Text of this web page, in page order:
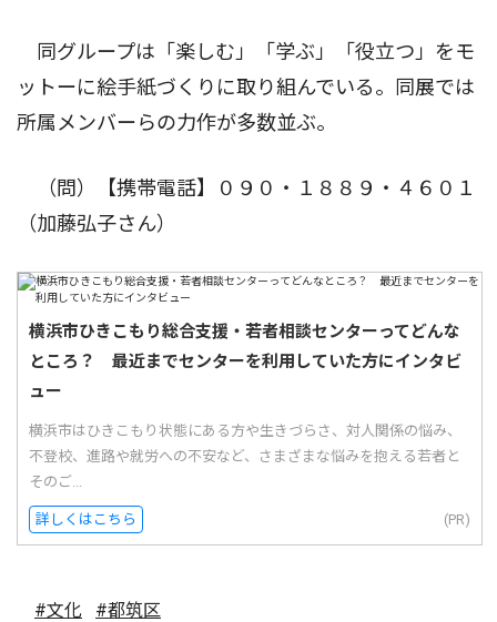
同グループは「楽しむ」「学ぶ」「役立つ」をモ
ットーに絵手紙づくりに取り組んでいる。同展では
所属メンバーらの力作が多数並ぶ。
（問）【携帯電話】０９０・１８８９・４６０１
（加藤弘子さん）
横浜市ひきこもり総合支援・若者相談センターってどんな
ところ？ 最近までセンターを利用していた方にインタビ
ュー
横浜市はひきこもり状態にある方や生きづらさ、対人関係の悩み、
不登校、進路や就労への不安など、さまざまな悩みを抱える若者と
そのご...
詳しくはこちら (PR)
#文化 #都筑区